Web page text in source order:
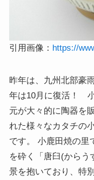
引用画像： https://
昨年は、九州北部豪
年は10月に復活！
元が大々的に陶器を
れた様々なカタチの
です。 小鹿田焼の里
を砕く「唐臼(からう
景を抱いており、特